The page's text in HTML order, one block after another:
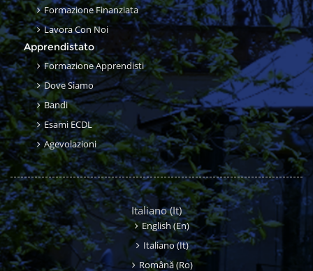
Formazione Finanziata
Lavora Con Noi
Apprendistato
Formazione Apprendisti
Dove Siamo
Bandi
Esami ECDL
Agevolazioni
Italiano ‎(it)‎
English ‎(en)‎
Italiano ‎(it)‎
Română ‎(ro)‎